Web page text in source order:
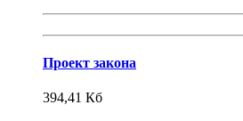
Проект закона
394,41 Кб